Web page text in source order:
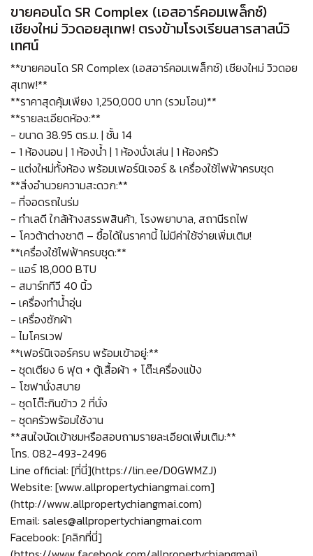
ขายคอนโด SR Complex (เอสอาร์คอมเพล็กซ์)
เชียงใหม่ วิวดอยสุเทพ! ตรงข้ามโรงเรียนสารสาสน์วิ
เทศน์
**ขายคอนโด SR Complex (เอสอาร์คอมเพล็กซ์) เชียงใหม่ วิวดอย
สุเทพ!**
**ราคาสุดคุ้มเพียง 1,250,000 บาท (รวมโอน)**
**รายละเอียดห้อง:**
- ขนาด 38.95 ตร.ม. | ชั้น 14
- 1 ห้องนอน | 1 ห้องน้ำ | 1 ห้องนั่งเล่น | 1 ห้องครัว
- แต่งใหม่ทั้งห้อง พร้อมเฟอร์นิเจอร์ & เครื่องใช้ไฟฟ้าครบชุด
**สิ่งอำนวยความสะดวก:**
- ที่จอดรถในร่ม
- ทำเลดี ใกล้ห้างสรรพสินค้า, โรงพยาบาล, สถานีรถไฟ
- โควต้าต่างชาติ – ซื้อได้ในราคานี้ ไม่มีค่าใช้จ่ายเพิ่มเติม!
**เครื่องใช้ไฟฟ้าครบชุด:**
- แอร์ 18,000 BTU
- สมาร์ททีวี 40 นิ้ว
- เครื่องทำน้ำอุ่น
- เครื่องซักผ้า
- ไมโครเวฟ
**เฟอร์นิเจอร์ครบ พร้อมเข้าอยู่:**
- ชุดเตียง 6 ฟุต + ตู้เสื้อผ้า + โต๊ะเครื่องแป้ง
- โซฟานั่งสบาย
- ชุดโต๊ะกินข้าว 2 ที่นั่ง
- ชุดครัวพร้อมใช้งาน
**สนใจนัดเข้าชมหรือสอบถามรายละเอียดเพิ่มเติม:**
โทร. 082-493-2496
Line official: [ที่นี่](https://lin.ee/D0GWMZJ)
Website: [www.allpropertychiangmai.com]
(http://www.allpropertychiangmai.com)
Email: sales@allpropertychiangmai.com
Facebook: [คลิกที่นี่]